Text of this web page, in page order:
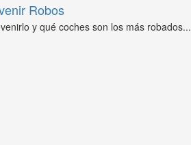
Robos
y qué coches son los más robados...